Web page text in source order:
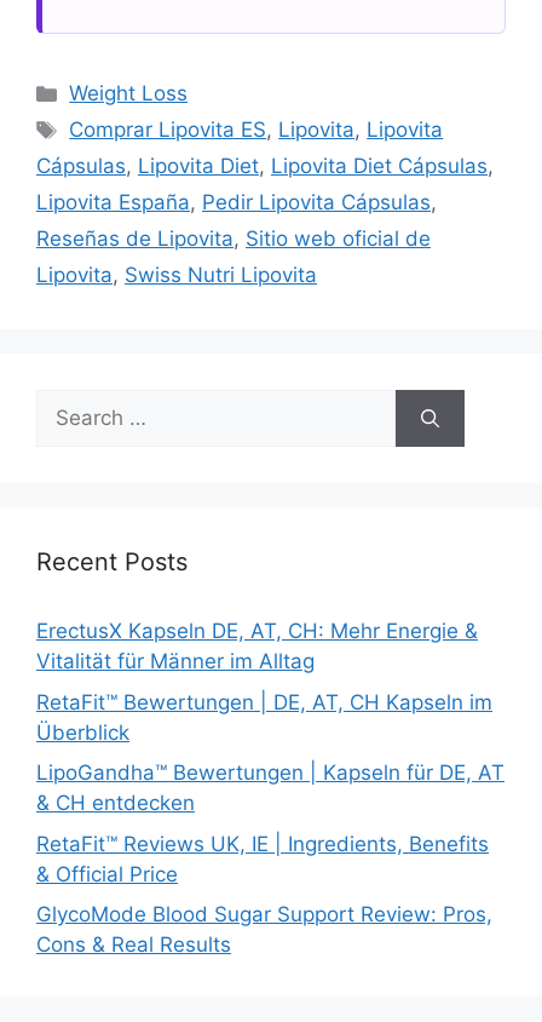
Categories
Weight Loss
Tags
Comprar Lipovita ES, Lipovita, Lipovita
Cápsulas, Lipovita Diet, Lipovita Diet Cápsulas,
Lipovita España, Pedir Lipovita Cápsulas,
Reseñas de Lipovita, Sitio web oficial de
Lipovita, Swiss Nutri Lipovita
Search
for:
Recent Posts
ErectusX Kapseln DE, AT, CH: Mehr Energie &
Vitalität für Männer im Alltag
RetaFit™ Bewertungen | DE, AT, CH Kapseln im
Überblick
LipoGandha™ Bewertungen | Kapseln für DE, AT
& CH entdecken
RetaFit™ Reviews UK, IE | Ingredients, Benefits
& Official Price
GlycoMode Blood Sugar Support Review: Pros,
Cons & Real Results